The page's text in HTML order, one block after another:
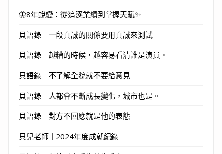
🦋8年蛻變：從追逐業績到掌握天賦✨
貝語錄｜一段真誠的關係要用真誠來測試
貝語錄｜越糟的時候，越容易看清誰是演員。
貝語錄｜不了解全貌就不要給意見
貝語錄｜人都會不斷成長變化，城市也是。
貝語錄｜對方不回應就是他的表態
貝兒老師｜2024年度成就紀錄